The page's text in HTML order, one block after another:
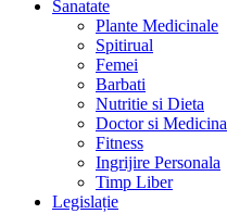
Sanatate
Plante Medicinale
Spitirual
Femei
Barbati
Nutritie si Dieta
Doctor si Medicina
Fitness
Ingrijire Personala
Timp Liber
Legislație